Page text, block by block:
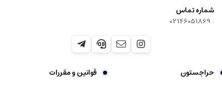
شماره تماس
|
02146051869
حراجستون قوانین و مقررات